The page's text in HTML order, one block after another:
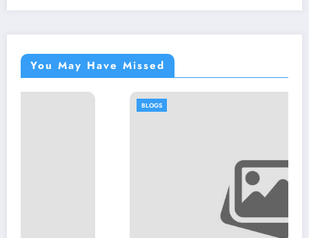
You May Have Missed